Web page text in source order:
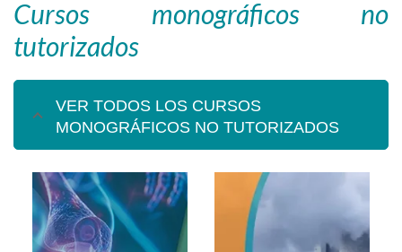
Cursos monográficos no
tutorizados
VER TODOS LOS CURSOS
MONOGRÁFICOS NO TUTORIZADOS